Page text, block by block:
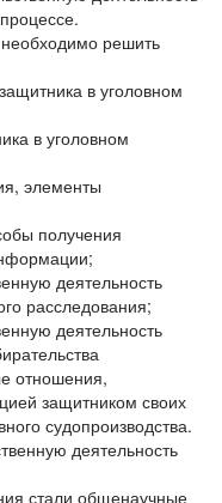
решить
в уголовном
в уголовном
элементы
получения
деятельность
расследования;
деятельность
отношения,
защитником своих
судопроизводства.
деятельность
стали общенаучные